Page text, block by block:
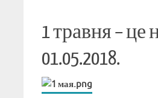
1 травня – це
01.05.2018.